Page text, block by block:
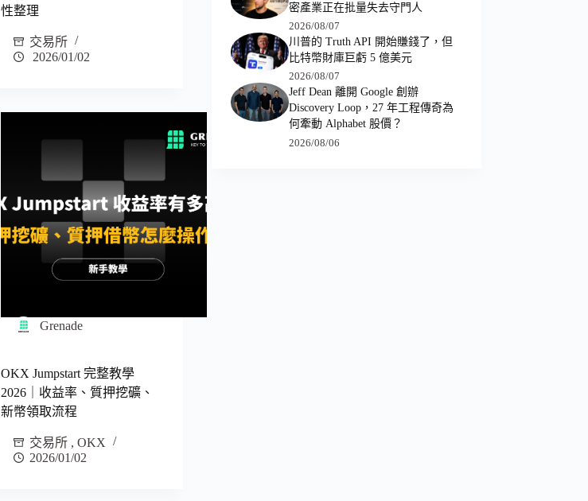
性整理
交易所
2026/01/02
Grenade
OKX Jumpstart 完整教學
2026｜收益率、質押挖礦、
新幣領取流程
交易所 ,OKX
2026/01/02
密產業正在批量失去守門人
2026/08/07
川普的 Truth API 開始賺錢了，但
比特幣財庫巨虧 5 億美元
2026/08/07
Jeff Dean 離開 Google 創辦
Discovery Loop，27 年工程傳奇為
何牽動 Alphabet 股價？
2026/08/06